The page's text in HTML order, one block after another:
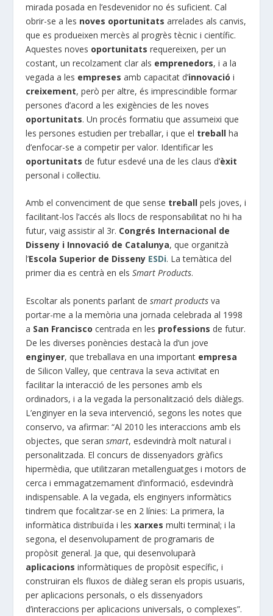
mirada posada en l’esdevenidor no és suficient. Cal
obrir-se a les noves oportunitats arrelades als canvis,
que es produeixen mercès al progrès tècnic i científic.
Aquestes noves oportunitats requereixen, per un
costant, un recolzament clar als emprenedors, i a la
vegada a les empreses amb capacitat d’innovació i
creixement, però per altre, és imprescindible formar
persones d’acord a les exigències de les noves
oportunitats. Un procés formatiu que assumeixi que
les persones estudien per treballar, i que el treball ha
d’enfocar-se a competir per valor. Identificar les
oportunitats de futur esdevé una de les claus d’èxit
personal i col·lectiu.
Amb el convenciment de que sense treball pels joves, i
facilitant-los l’accés als llocs de responsabilitat no hi ha
futur, vaig assistir al 3r. Congrés Internacional de
Disseny i Innovació de Catalunya, que organitzà
l’Escola Superior de Disseny ESDi. La temàtica del
primer dia es centrà en elsSmart Products.
Escoltar als ponents parlant de smart products va
portar-me a la memòria una jornada celebrada al 1998
a San Francisco centrada en les professions de futur.
De les diverses ponències destacà la d’un jove
enginyer, que treballava en una important empresa
de Silicon Valley, que centrava la seva activitat en
facilitar la interacció de les persones amb els
ordinadors, i a la vegada la personalització dels diàlegs.
L’enginyer en la seva intervenció, segons les notes que
conservo, va afirmar: “Al 2010 les interaccions amb els
objectes, que seransmart, esdevindrà molt natural i
personalitzada. El concurs de dissenyadors gràfics
hipermèdia, que utilitzaran metallenguatges i motors de
cerca i emmagatzemament d’informació, esdevindrà
indispensable. A la vegada, els enginyers informàtics
tindrem que focalitzar-se en 2 línies: La primera, la
informàtica distribuïda i lesxarxes multi terminal; i la
segona, el desenvolupament de programaris de
propòsit general. Ja que, qui desenvoluparà
aplicacions informàtiques de propòsit específic, i
construiran els fluxos de diàleg seran els propis usuaris,
per aplicacions personals, o els dissenyadors
d’interaccions per aplicacions universals, o complexes”.